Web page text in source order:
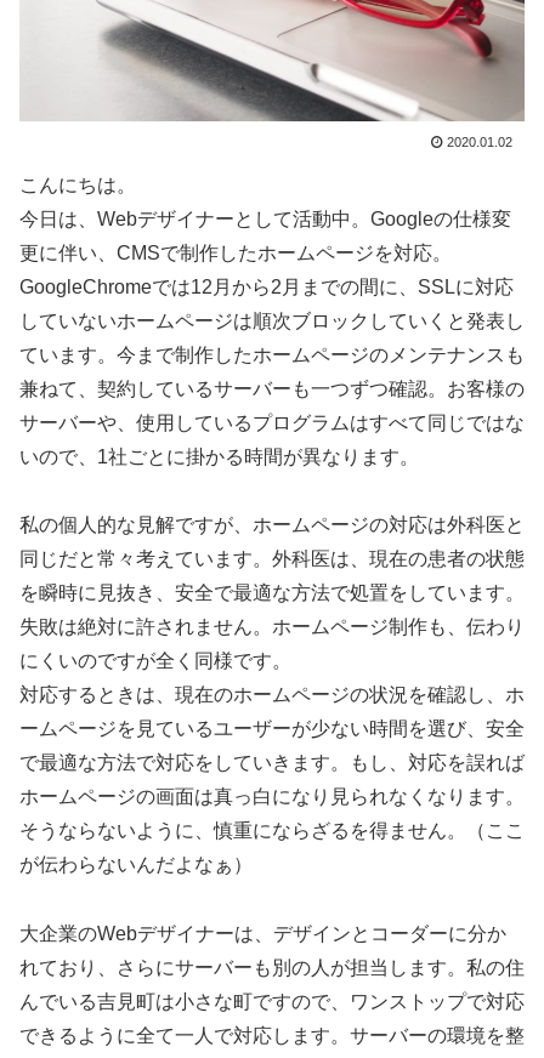
2020.01.02
こんにちは。
今日は、Webデザイナーとして活動中。Googleの仕様変
更に伴い、CMSで制作したホームページを対応。
GoogleChromeでは12月から2月までの間に、SSLに対応
していないホームページは順次ブロックしていくと発表し
ています。今まで制作したホームページのメンテナンスも
兼ねて、契約しているサーバーも一つずつ確認。お客様の
サーバーや、使用しているプログラムはすべて同じではな
いので、1社ごとに掛かる時間が異なります。
私の個人的な見解ですが、ホームページの対応は外科医と
同じだと常々考えています。外科医は、現在の患者の状態
を瞬時に見抜き、安全で最適な方法で処置をしています。
失敗は絶対に許されません。ホームページ制作も、伝わり
にくいのですが全く同様です。
対応するときは、現在のホームページの状況を確認し、ホ
ームページを見ているユーザーが少ない時間を選び、安全
で最適な方法で対応をしていきます。もし、対応を誤れば
ホームページの画面は真っ白になり見られなくなります。
そうならないように、慎重にならざるを得ません。（ここ
が伝わらないんだよなぁ）
大企業のWebデザイナーは、デザインとコーダーに分か
れており、さらにサーバーも別の人が担当します。私の住
んでいる吉見町は小さな町ですので、ワンストップで対応
できるように全て一人で対応します。サーバーの環境を整